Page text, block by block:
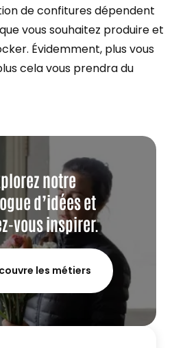
de confitures dépendent
vous souhaitez produire et
Évidemment, plus vous
cela vous prendra du
notre
d’idées et
vous inspirer.
les métiers